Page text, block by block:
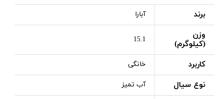
برند آبارا
وزن
(کیلوگرم)
15.1
کاربرد خانگی
نوع سیال آب تمیز